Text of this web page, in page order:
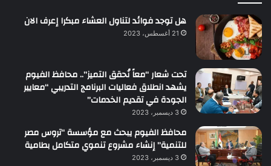
هل توجد فوائد لتناول العشاء مبكرا إعرف الان
21 أغسطس، 2023
تحت شعار “معاً نُحقق التميز”.. محافظ الفيوم
يشهد انطلاق فعاليات البرنامج التدريبي “معايير
الجودة في تقديم الخدمات”
3 ديسمبر، 2023
محافظ الفيوم يبحث مع مؤسسة “تروس مصر
للتنمية” إنشاء مشروع تنموي متكامل بطامية
3 ديسمبر، 2023